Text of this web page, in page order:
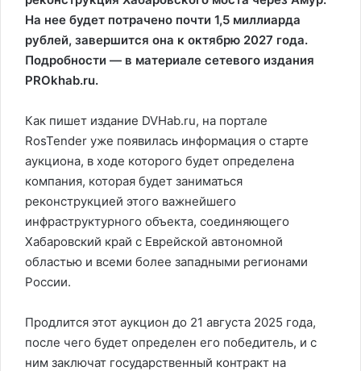
На нее будет потрачено почти 1,5 миллиарда
рублей, завершится она к октябрю 2027 года.
Подробности — в материале сетевого издания
PROkhab.ru.
Как пишет издание DVHab.ru, на портале
RosTender уже появилась информация о старте
аукциона, в ходе которого будет определена
компания, которая будет заниматься
реконструкцией этого важнейшего
инфраструктурного объекта, соединяющего
Хабаровский край с Еврейской автономной
областью и всеми более западными регионами
России.
Продлится этот аукцион до 21 августа 2025 года,
после чего будет определен его победитель, и с
ним заключат государственный контракт на